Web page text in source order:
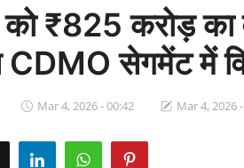
को ₹825 करोड़ का
CDMO सेगमेंट में
Mar 4, 2026 - 00:42 Mar 4, 2026